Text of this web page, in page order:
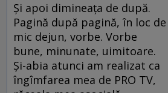
Şi apoi dimineaţa de după.
Pagină după pagină, în loc de
mic dejun, vorbe. Vorbe
bune, minunate, uimitoare.
Şi-abia atunci am realizat ca
îngîmfarea mea de PRO TV,